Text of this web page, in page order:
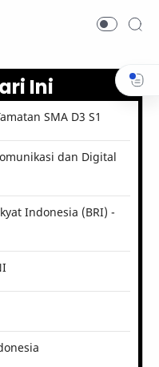
Ini
SMA D3 S1
dan Digital
Indonesia (BRI) -